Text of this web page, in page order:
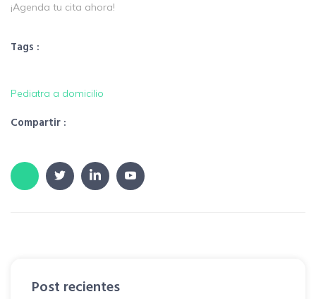
Post recientes
¡Agenda tu cita ahora!
Tags :
Pediatra a domicilio
Compartir :